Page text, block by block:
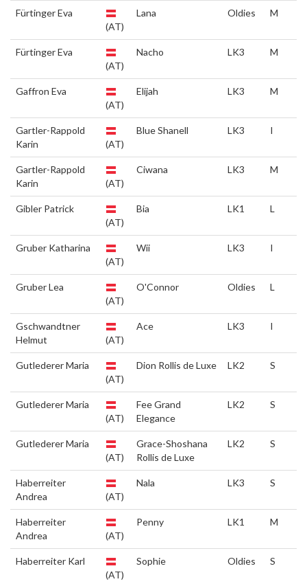
Fürtinger Eva
(AT)
Lana Oldies M
Fürtinger Eva
(AT)
Nacho LK3 M
Gaffron Eva
(AT)
Elijah LK3 M
Gartler-Rappold
Karin
(AT)
Blue Shanell LK3 I
Gartler-Rappold
Karin
(AT)
Ciwana LK3 M
Gibler Patrick
(AT)
Bia LK1 L
Gruber Katharina
(AT)
Wii LK3 I
Gruber Lea
(AT)
O'Connor Oldies L
Gschwandtner
Helmut
(AT)
Ace LK3 I
Gutlederer Maria
(AT)
Dion Rollis de Luxe LK2 S
Gutlederer Maria
(AT)
Fee Grand
Elegance
LK2 S
Gutlederer Maria
(AT)
Grace-Shoshana
Rollis de Luxe
LK2 S
Haberreiter
Andrea
(AT)
Nala LK3 S
Haberreiter
Andrea
(AT)
Penny LK1 M
Haberreiter Karl
(AT)
Sophie Oldies S